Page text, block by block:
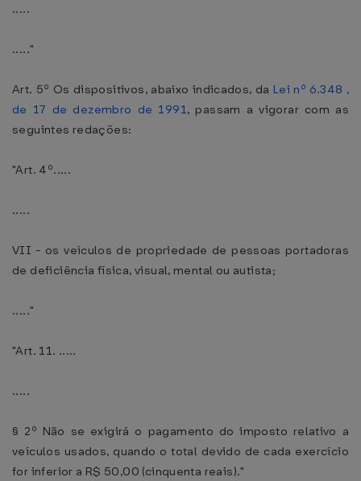
.....
....."
Art. 5º Os dispositivos, abaixo indicados, da Lei nº 6.348 ,
de 17 de dezembro de 1991, passam a vigorar com as
seguintes redações:
"Art. 4º.....
.....
VII - os veículos de propriedade de pessoas portadoras
de deficiência física, visual, mental ou autista;
....."
"Art. 11. .....
.....
§ 2º Não se exigirá o pagamento do imposto relativo a
veículos usados, quando o total devido de cada exercício
for inferior a R$ 50,00 (cinquenta reais)."